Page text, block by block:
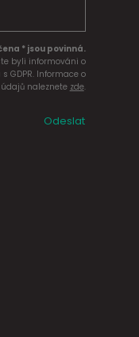
* jsou povinná.
byli informováni o
GDPR. Informace o
naleznete zde.
Odeslat